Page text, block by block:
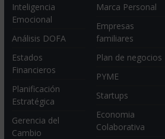
Inteligencia
Emocional
Análisis DOFA
Estados
Financieros
Planificación
Estratégica
Gerencia del
Cambio
Marca Personal
Empresas
familiares
Plan de negocios
PYME
Startups
Economia
Colaborativa